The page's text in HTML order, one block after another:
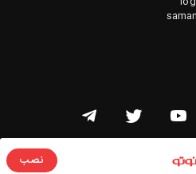
نصب
متعلق به شنوتو است